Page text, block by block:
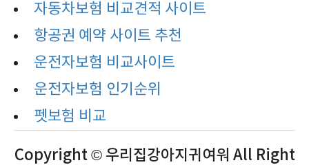
자동차보험 비교견적 사이트
항공권 예약 사이트 추천
운전자보험 비교사이트
운전자보험 인기순위
펫보험 비교
Copyright © 우리집강아지귀여워 All Right